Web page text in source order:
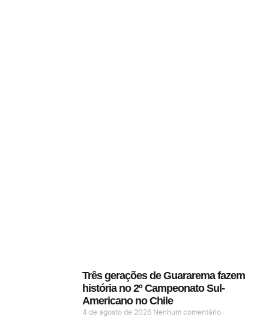
Três gerações de Guararema fazem
história no 2º Campeonato Sul-
Americano no Chile
4 de agosto de 2026 Nenhum comentário